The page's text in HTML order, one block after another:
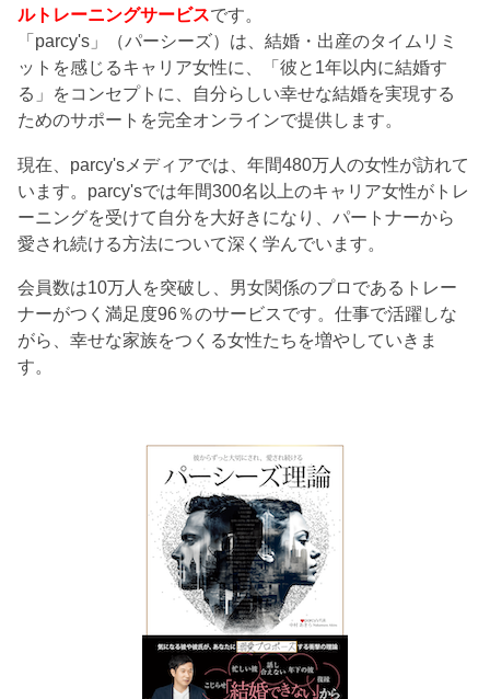
ルトレーニングサービスです。
「parcy's」（パーシーズ）は、結婚・出産のタイムリミ
ットを感じるキャリア女性に、「彼と1年以内に結婚す
る」をコンセプトに、自分らしい幸せな結婚を実現する
ためのサポートを完全オンラインで提供します。
現在、parcy'sメディアでは、年間480万人の女性が訪れて
います。parcy'sでは年間300名以上のキャリア女性がトレ
ーニングを受けて自分を大好きになり、パートナーから
愛され続ける方法について深く学んでいます。
会員数は10万人を突破し、男女関係のプロであるトレー
ナーがつく満足度96％のサービスです。仕事で活躍しな
がら、幸せな家族をつくる女性たちを増やしていきま
す。